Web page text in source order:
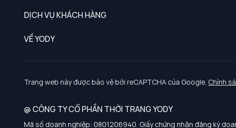
DỊCH VỤ KHÁCH HÀNG
Chính sách khách hàng thân thiết
Chính sách bảo vệ dữ liệu cá nhân
Chính sách thanh toán, giao nhận
Chính sách chất lượng và an toàn sức khoẻ nghề nghiệp
VỀ YODY
Tuyển dụng
Trang web này được bảo vệ bởi reCAPTCHA của Google. Chính
@ CÔNG TY CỔ PHẦN THỜI TRANG YODY
Mã số doanh nghiệp: 0801206940. Giấy chứng nhận đăng ký